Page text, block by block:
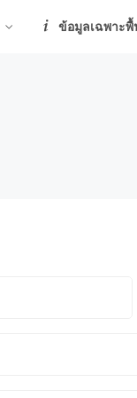
ข้อมูลเฉพาะ